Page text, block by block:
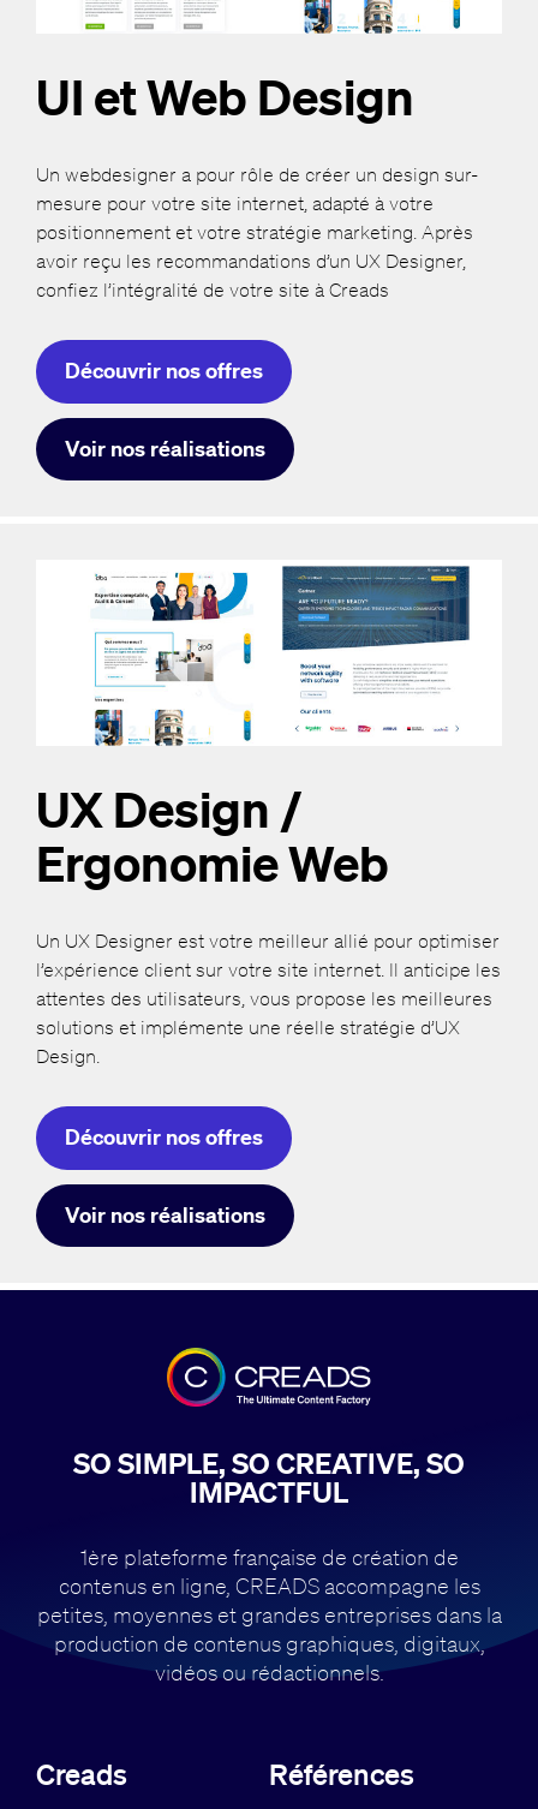
UI et Web Design
Un webdesigner a pour rôle de créer un design sur-
mesure pour votre site internet, adapté à votre
positionnement et votre stratégie marketing. Après
avoir reçu les recommandations d’un UX Designer,
confiez l’intégralité de votre site à Creads
Découvrir nos offres
Voir nos réalisations
UX Design /
Ergonomie Web
Un UX Designer est votre meilleur allié pour optimiser
l’expérience client sur votre site internet. Il anticipe les
attentes des utilisateurs, vous propose les meilleures
solutions et implémente une réelle stratégie d’UX
Design.
Découvrir nos offres
Voir nos réalisations
SO SIMPLE, SO CREATIVE, SO
IMPACTFUL
1ère plateforme française de création de
contenus en ligne, CREADS accompagne les
petites, moyennes et grandes entreprises dans la
production de contenus graphiques, digitaux,
vidéos ou rédactionnels.
Creads Références